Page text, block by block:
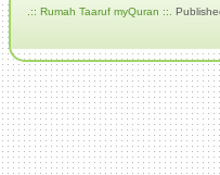
.:: Rumah Taaruf myQuran ::.